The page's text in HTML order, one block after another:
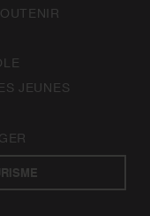
JEUNES